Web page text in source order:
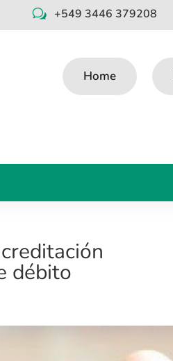
w +549 3446 379208
Home
débito